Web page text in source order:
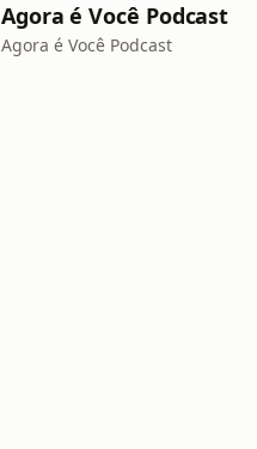
Agora é Você Podcast
Agora é Você Podcast